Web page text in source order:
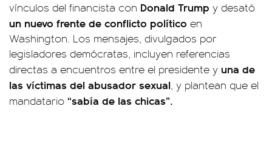
vínculos del financista con Donald Trump y desató
un nuevo frente de conflicto político en
Washington. Los mensajes, divulgados por
legisladores demócratas, incluyen referencias
directas a encuentros entre el presidente y una de
las víctimas del abusador sexual, y plantean que el
mandatario “sabía de las chicas”.